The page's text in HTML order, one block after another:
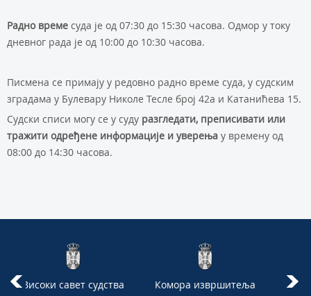
Радно време суда је од 07:30 до 15:30 часова. Одмор у току
дневног рада је од 10:00 до 10:30 часова.
Писмена се примају у редовно радно време суда, у судским
зградама у Булевару Николе Тесле број 42а и Катанићева 15.
Судски списи могу се у суду разгледати, преписивати или
тражити одређене информације и уверења у времену од
08:00 до 14:30 часова.
Високи савет судства Комора извршитеља Сад